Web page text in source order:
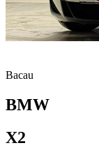
Bacau
BMW
X2